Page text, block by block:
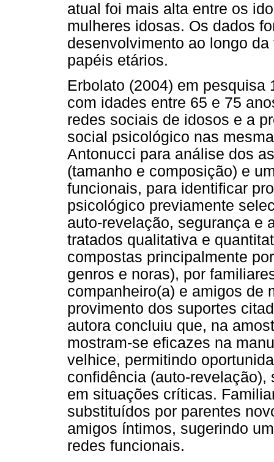
atual foi mais alta entre os
mulheres idosas. Os dados
desenvolvimento ao longo
papéis etários.
Erbolato (2004) em
com idades entre 65 e 75
redes sociais de idosos e a
social psicológico nas
Antonucci para análise dos
(tamanho e composição) e
funcionais, para identificar
psicológico previamente
auto-revelação, segurança e
tratados qualitativa e
compostas principalmente
genros e noras), por
companheiro(a) e amigos de
provimento dos suportes
autora concluiu que, na
mostram-se eficazes na
velhice, permitindo
confidência (auto-
em situações críticas.
substituídos por parentes
amigos íntimos, sugerindo
redes funcionais.